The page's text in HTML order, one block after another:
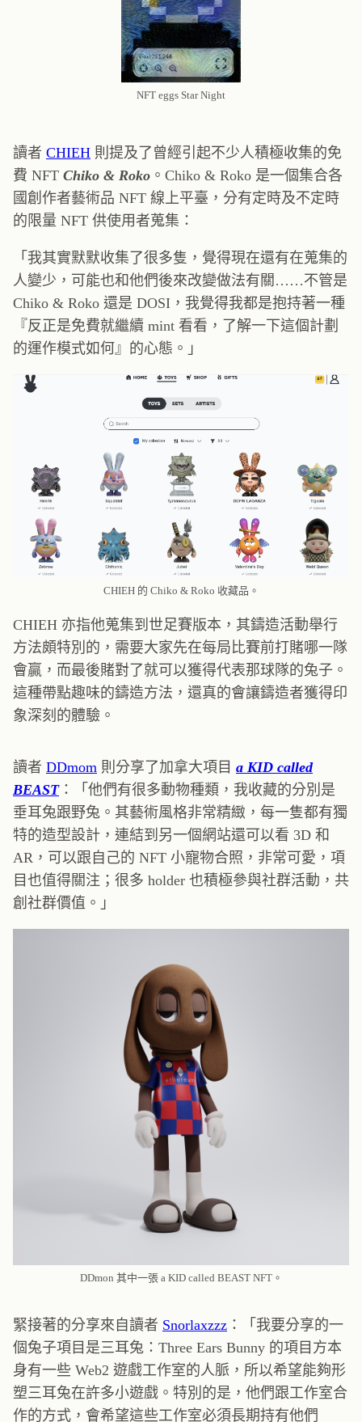
NFT eggs Star Night
讀者 CHIEH 則提及了曾經引起不少人積極收集的免
費 NFT Chiko & Roko 。Chiko & Roko 是一個集合各
國創作者藝術品 NFT 線上平臺，分有定時及不定時
的限量 NFT 供使用者蒐集：
「我其實默默收集了很多隻，覺得現在還有在蒐集的
人變少，可能也和他們後來改變做法有關……不管是
Chiko & Roko 還是 DOSI，我覺得我都是抱持著一種
『反正是免費就繼續 mint 看看，了解一下這個計劃
的運作模式如何』的心態。」
CHIEH 的 Chiko & Roko 收藏品。
CHIEH 亦指他蒐集到世足賽版本，其鑄造活動舉行
方法頗特別的，需要大家先在每局比賽前打賭哪一隊
會贏，而最後賭對了就可以獲得代表那球隊的兔子。
這種帶點趣味的鑄造方法，還真的會讓鑄造者獲得印
象深刻的體驗。
讀者 DDmom 則分享了加拿大項目 a KID called
BEAST：「他們有很多動物種類，我收藏的分別是
垂耳兔跟野兔。其藝術風格非常精緻，每一隻都有獨
特的造型設計，連結到另一個網站還可以看 3D 和
AR，可以跟自己的 NFT 小寵物合照，非常可愛，項
目也值得關注；很多 holder 也積極參與社群活動，共
創社群價值。」
DDmon 其中一張 a KID called BEAST NFT。
緊接著的分享來自讀者 Snorlaxzzz ：「我要分享的一
個兔子項目是三耳兔：Three Ears Bunny 的項目方本
身有一些 Web2 遊戲工作室的人脈，所以希望能夠形
塑三耳兔在許多小遊戲。特別的是，他們跟工作室合
作的方式，會希望這些工作室必須長期持有他們